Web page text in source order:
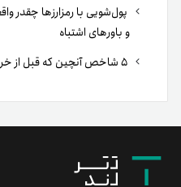
پول‌شویی با رمزارزها چقدر
و باورهای اشتباه